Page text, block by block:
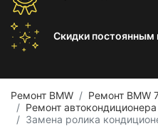
Скидки постоянным
Ремонт BMW
Ремонт BMW
Ремонт
Замена ролика